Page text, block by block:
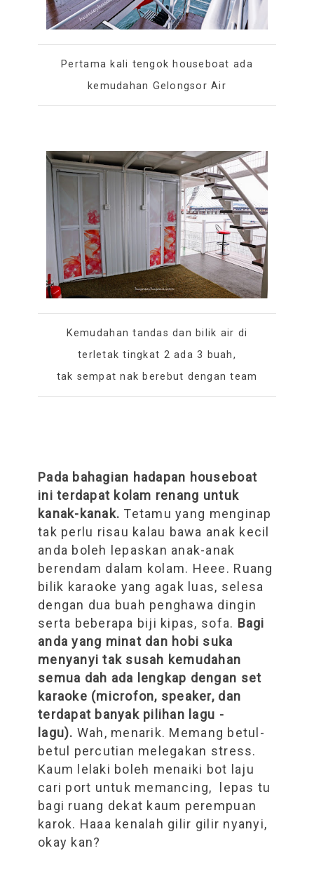
Pertama kali tengok houseboat ada
kemudahan Gelongsor Air
Kemudahan tandas dan bilik air di
terletak tingkat 2 ada 3 buah,
tak sempat nak berebut dengan team
Pada bahagian hadapan houseboat
ini terdapat kolam renang untuk
kanak-kanak. Tetamu yang menginap
tak perlu risau kalau bawa anak kecil
anda boleh lepaskan anak-anak
berendam dalam kolam. Heee. Ruang
bilik karaoke yang agak luas, selesa
dengan dua buah penghawa dingin
serta beberapa biji kipas, sofa. Bagi
anda yang minat dan hobi suka
menyanyi tak susah kemudahan
semua dah ada lengkap dengan set
karaoke (microfon, speaker, dan
terdapat banyak pilihan lagu -
lagu). Wah, menarik. Memang betul-
betul percutian melegakan stress.
Kaum lelaki boleh menaiki bot laju
cari port untuk memancing, lepas tu
bagi ruang dekat kaum perempuan
karok. Haaa kenalah gilir gilir nyanyi,
okay kan?